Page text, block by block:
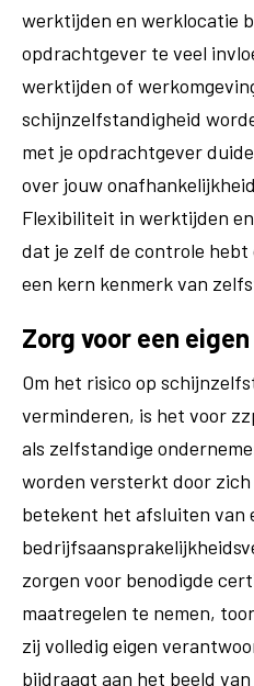
werktijden en werklocatie
opdrachtgever te veel
werktijden of
schijnzelfstandigheid
met je opdrachtgever
over jouw
Flexibiliteit in werktijden
dat je zelf de controle
een kern kenmerk van
Zorg voor een
Om het risico op
verminderen, is het voor
als zelfstandige
worden versterkt door
betekent het afsluiten van
zorgen voor benodigde
maatregelen te nemen,
zij volledig eigen
bijdraagt aan het beeld